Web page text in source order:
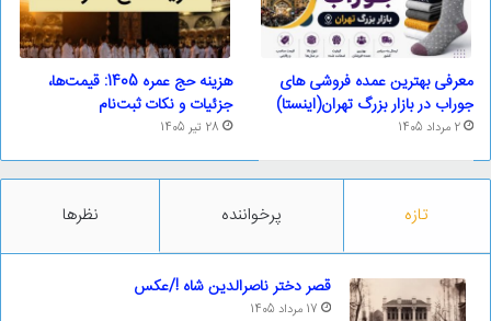
معرفی بهترین عمده فروشی های
جوراب در بازار بزرگ تهران(اینستا)
2 مرداد 1405
هزینه حج عمره 1405: قیمت‌ها،
جزئیات و نکات ثبت‌نام
28 تیر 1405
تازه پرخواننده نظرها
قصر دختر ناصرالدین شاه !/عکس
17 مرداد 1405